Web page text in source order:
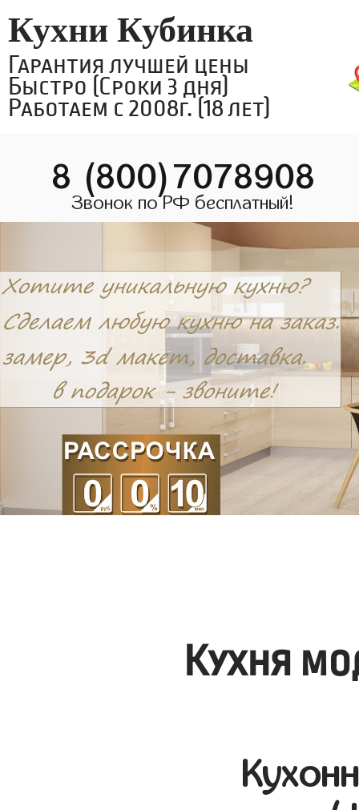
Кухни Кубинка
Гарантия лучшей цены
Быстро (Сроки 3 дня)
Работаем с 2008г. (18 лет)
8 (800)7078908
Звонок по РФ бесплатный!
Кухня